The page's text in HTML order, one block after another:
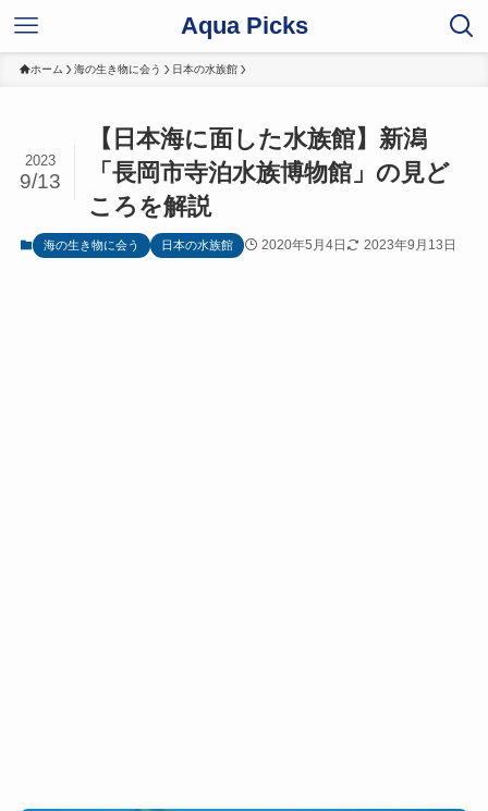
Aqua Picks
ホーム 海の生き物に会う 日本の水族館
【日本海に面した水族館】新潟
「長岡市寺泊水族博物館」の見ど
ころを解説
2023
9/13
海の生き物に会う 日本の水族館 2020年5月4日 2023年9月13日